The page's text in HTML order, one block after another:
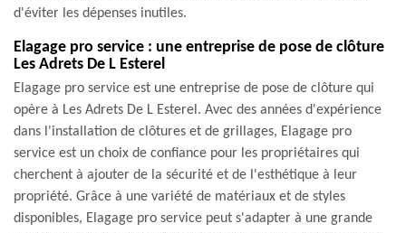
d'éviter les dépenses inutiles.
Elagage pro service : une entreprise de pose de clôture
Les Adrets De L Esterel
Elagage pro service est une entreprise de pose de clôture qui
opère à Les Adrets De L Esterel. Avec des années d'expérience
dans l'installation de clôtures et de grillages, Elagage pro
service est un choix de confiance pour les propriétaires qui
cherchent à ajouter de la sécurité et de l'esthétique à leur
propriété. Grâce à une variété de matériaux et de styles
disponibles, Elagage pro service peut s'adapter à une grande